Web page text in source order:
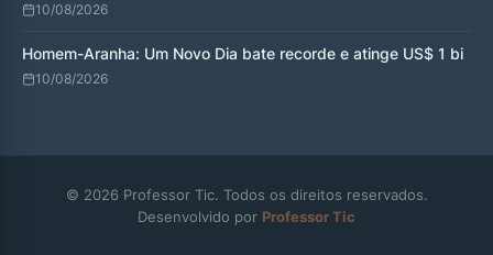
10/08/2026
Homem-Aranha: Um Novo Dia bate recorde e atinge US$ 1 bi
10/08/2026
© 2026 Professor Tic. Todos os direitos reservados.
Desenvolvido por Professor Tic